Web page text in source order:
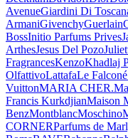
AvenueGiardini Di
ArmaniGivenchyGuerlain
BossInitio Parfums Prives
ArthesJesus Del Pozo
FragrancesKenzoKhadlaj
OlfattivoLattafaLe
VuittonMARIA CHER.
Francis KurkdjianMaison
BenzMontblancMoschino
CORNERParfums de